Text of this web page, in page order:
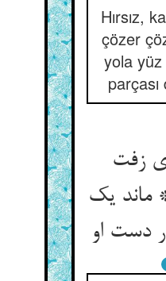
Hırsız,
çözer
yola
زفت
ماند یک
دست او